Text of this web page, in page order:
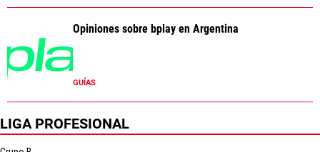
Opiniones sobre bplay en Argentina
GUÍAS
LIGA PROFESIONAL